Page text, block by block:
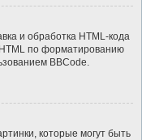
и обработка HTML-кода
по форматированию
BBCode.
которые могут быть